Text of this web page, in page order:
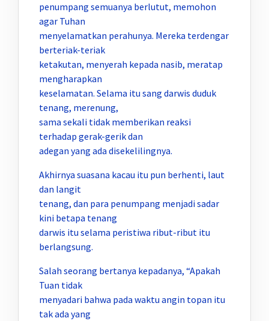
penumpang semuanya berlutut, memohon
agar Tuhan
menyelamatkan perahunya. Mereka terdengar
berteriak-teriak
ketakutan, menyerah kepada nasib, meratap
mengharapkan
keselamatan. Selama itu sang darwis duduk
tenang, merenung,
sama sekali tidak memberikan reaksi
terhadap gerak-gerik dan
adegan yang ada disekelilingnya.
Akhirnya suasana kacau itu pun berhenti, laut
dan langit
tenang, dan para penumpang menjadi sadar
kini betapa tenang
darwis itu selama peristiwa ribut-ribut itu
berlangsung.
Salah seorang bertanya kepadanya, “Apakah
Tuan tidak
menyadari bahwa pada waktu angin topan itu
tak ada yang